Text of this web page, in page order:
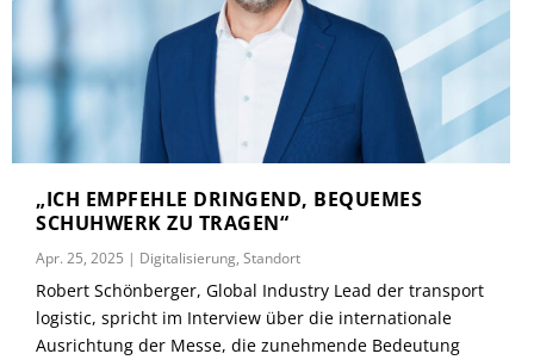
„ICH EMPFEHLE DRINGEND, BEQUEMES
SCHUHWERK ZU TRAGEN“
Apr. 25, 2025 | Digitalisierung,Standort
Robert Schönberger, Global Industry Lead der transport
logistic, spricht im Interview über die internationale
Ausrichtung der Messe, die zunehmende Bedeutung